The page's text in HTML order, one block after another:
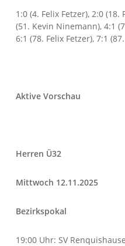
1:0 (4. Felix Fetzer), 2:0 (18.
(51. Kevin Ninemann), 4:1
6:1 (78. Felix Fetzer), 7:1
Aktive Vorschau
Herren Ü32
Mittwoch 12.11.2025
Bezirkspokal
19:00 Uhr: SV